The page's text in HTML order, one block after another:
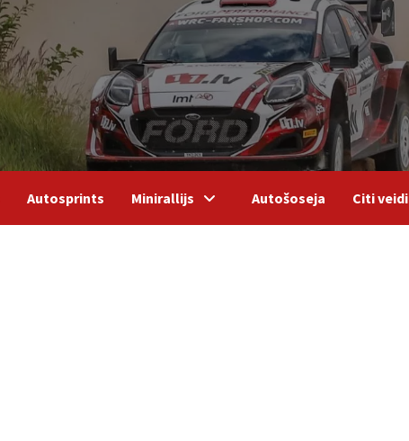
Autosprints Minirallijs Autošoseja Citi veidi